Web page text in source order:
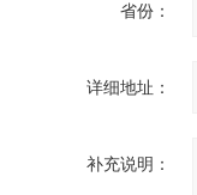
省份：
详细地址：
补充说明：